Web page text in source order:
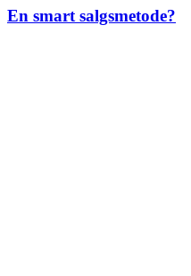
En smart salgsmetode?